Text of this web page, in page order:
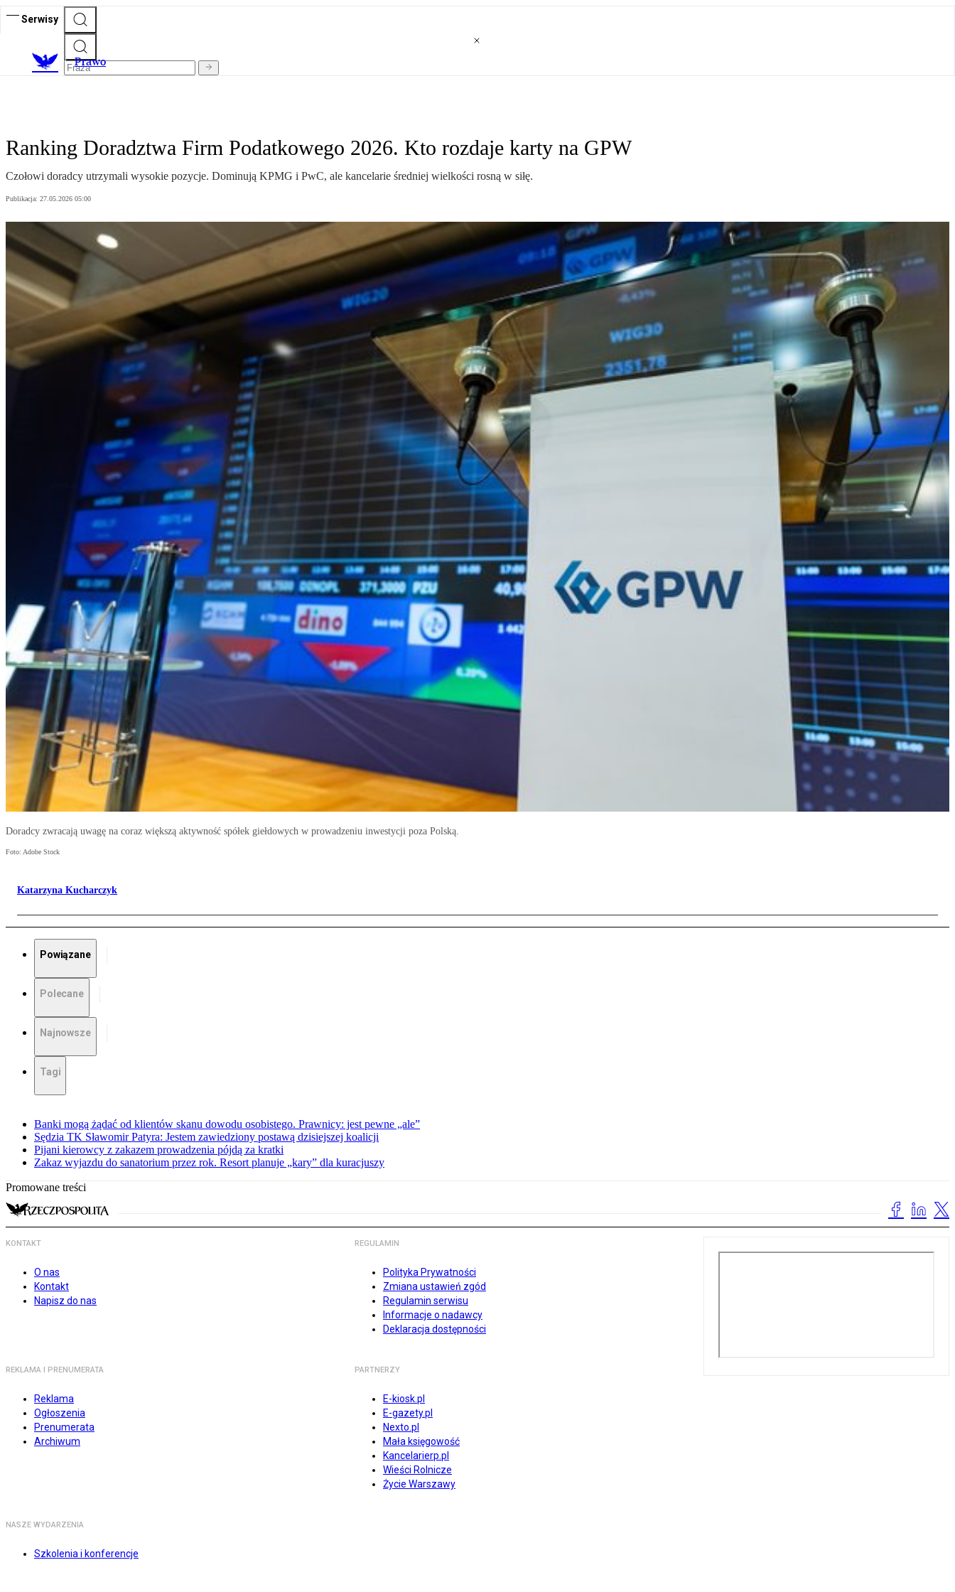
Serwisy
Prawo
Ranking Doradztwa Firm Podatkowego 2026. Kto rozdaje karty na GPW
Czołowi doradcy utrzymali wysokie pozycje. Dominują KPMG i PwC, ale kancelarie średniej wielkości rosną w siłę.
Publikacja: 27.05.2026 05:00
Doradcy zwracają uwagę na coraz większą aktywność spółek giełdowych w prowadzeniu inwestycji poza Polską.
Foto: Adobe Stock
Katarzyna Kucharczyk
Powiązane
Polecane
Najnowsze
Tagi
Banki mogą żądać od klientów skanu dowodu osobistego. Prawnicy: jest pewne „ale”
Sędzia TK Sławomir Patyra: Jestem zawiedziony postawą dzisiejszej koalicji
Pijani kierowcy z zakazem prowadzenia pójdą za kratki
Zakaz wyjazdu do sanatorium przez rok. Resort planuje „kary” dla kuracjuszy
Promowane treści
KONTAKT
O nas
Kontakt
Napisz do nas
REGULAMIN
Polityka Prywatności
Zmiana ustawień zgód
Regulamin serwisu
Informacje o nadawcy
Deklaracja dostępności
REKLAMA I PRENUMERATA
Reklama
Ogłoszenia
Prenumerata
Archiwum
PARTNERZY
E-kiosk.pl
E-gazety.pl
Nexto.pl
Mała księgowość
Kancelarierp.pl
Wieści Rolnicze
Życie Warszawy
NASZE WYDARZENIA
Szkolenia i konferencje